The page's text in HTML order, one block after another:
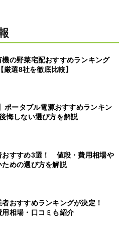
機の野菜宅配おすすめランキング
厳選8社を徹底比較】
ポータブル電源おすすめランキン
悔しない選び方を解説
おすすめ3選！ 値段・費用相場や
ための選び方を解説
者おすすめランキングが決定！
用相場・口コミも紹介